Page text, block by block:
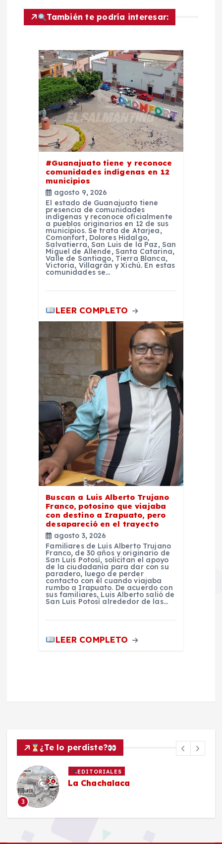
c
También te podría interesar:
#Guanajuato tiene y reconoce
comunidades indígenas en 12
municipios
agosto 9, 2026
El estado de Guanajuato tiene
presencia de comunidades
indígenas y reconoce oficialmente
a pueblos originarios en 12 de sus
municipios. Se trata de Atarjea,
Comonfort, Dolores Hidalgo,
Salvatierra, San Luis de la Paz, San
Miguel de Allende, Santa Catarina,
Valle de Santiago, Tierra Blanca,
Victoria, Villagrán y Xichú. En estas
comunidades se…
LEER COMPLETO
Buscan a Luis Alberto Trujano
Franco, potosino que viajaba
con destino a Irapuato, pero
desapareció en el trayecto
agosto 3, 2026
Familiares de Luis Alberto Trujano
Franco, de 30 años y originario de
San Luis Potosí, solicitan el apoyo
de la ciudadanía para dar con su
paradero, luego de perder
contacto con él cuando viajaba
rumbo a Irapuato. De acuerdo con
sus familiares, Luis Alberto salió de
San Luis Potosí alrededor de las…
LEER COMPLETO
¿Te lo perdiste?
3
EDITORIALES
La Chachalaca